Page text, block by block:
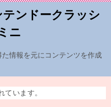
ンドークラッシ
ニ
情報を元にコンテンツを作成
ています。